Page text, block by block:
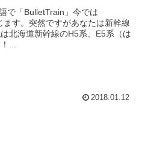
で「BulletTrain」今では
ます。突然ですがあなたは新幹線
北海道新幹線のH5系、E5系（は
...
2018.01.12